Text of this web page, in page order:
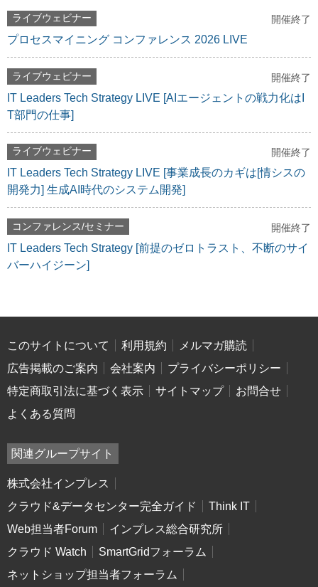
ライブウェビナー 開催終了
プロセスマイニング コンファレンス 2026 LIVE
ライブウェビナー 開催終了
IT Leaders Tech Strategy LIVE [AIエージェントの戦力化はI
T部門の仕事]
ライブウェビナー 開催終了
IT Leaders Tech Strategy LIVE [事業成長のカギは[情シスの
開発力] 生成AI時代のシステム開発]
コンファレンス/セミナー 開催終了
IT Leaders Tech Strategy [前提のゼロトラスト、不断のサイ
バーハイジーン]
このサイトについて 利用規約
メルマガ購読
広告掲載のご案内
会社案内
プライバシーポリシー
特定商取引法に基づく表示
サイトマップ
お問合せ
よくある質問
関連グループサイト
株式会社インプレス
クラウド&データセンター完全ガイド
Think IT
Web担当者Forum
インプレス総合研究所
クラウド Watch
SmartGridフォーラム
ネットショップ担当者フォーラム